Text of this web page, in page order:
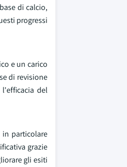
di calcio,
progressi
e un carico
di revisione
del
particolare
grazie
gli esiti